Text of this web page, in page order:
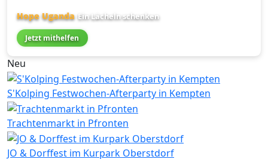
Hope Uganda Ein Lächeln schenken
Jetzt mithelfen
Neu
S'Kolping Festwochen-Afterparty in Kempten
Trachtenmarkt in Pfronten
JO & Dorffest im Kurpark Oberstdorf